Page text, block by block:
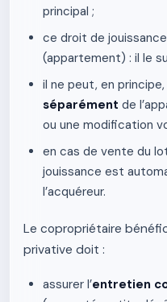
principal ;
ce droit de
(appartement) : il le
il ne peut, en principe,
séparément de
ou une modification
en cas de vente du
jouissance est
l’acquéreur.
Le copropriétaire
privative doit :
assurer l’entretien